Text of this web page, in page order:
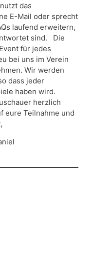
das
E-Mail oder sprecht
laufend erweitern,
sind. Die
für jedes
bei uns im Verein
Wir werden
dass jeder
haben wird.
herzlich
eure Teilnahme und